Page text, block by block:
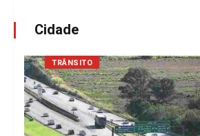
Cidade
TRÂNSITO